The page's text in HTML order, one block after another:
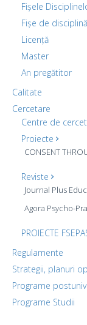
Fișele
Fișe de disciplină
Licență
Master
An pregătitor
Calitate
Cercetare
Centre de
Proiecte
CONSENT
Reviste
Journal Plus
Agora Psycho-
PROIECTE
Regulamente
Strategii, planuri
Programe
Programe Studii